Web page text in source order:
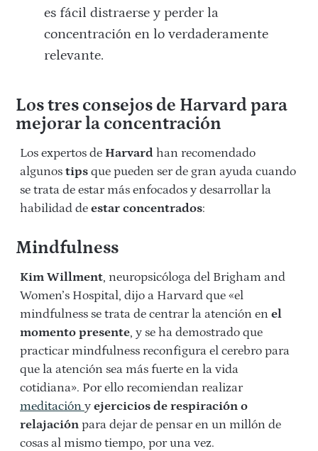
es fácil distraerse y perder la
concentración en lo verdaderamente
relevante.
Los tres consejos de Harvard para
mejorar la concentración
Los expertos de Harvard han recomendado
algunos tips que pueden ser de gran ayuda cuando
se trata de estar más enfocados y desarrollar la
habilidad de estar concentrados:
Mindfulness
Kim Willment, neuropsicóloga del Brigham and
Women’s Hospital, dijo a Harvard que «el
mindfulness se trata de centrar la atención en el
momento presente, y se ha demostrado que
practicar mindfulness reconfigura el cerebro para
que la atención sea más fuerte en la vida
cotidiana». Por ello recomiendan realizar
meditación y ejercicios de respiración o
relajación para dejar de pensar en un millón de
cosas al mismo tiempo, por una vez.